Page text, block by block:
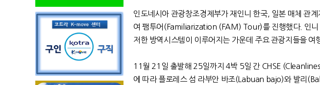
인도네시아 관광창조경제부가 재인니 한국, 일본 매체 관
여 팸투어(Familiarization (FAM) Tour)를 진행했다. 인니
저한 방역시스템이 이루어지는 가운데 주요 관광지들을 여
11월 21일 출발해 25일까지 4박 5일 간 CHSE
에 따라 플로레스 섬 라부안 바조(Labuan bajo)와 발리